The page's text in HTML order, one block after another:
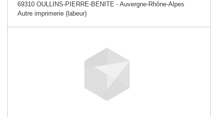
69310 OULLINS-PIERRE-BENITE - Auvergne-Rhône-Alpes
Autre imprimerie (labeur)